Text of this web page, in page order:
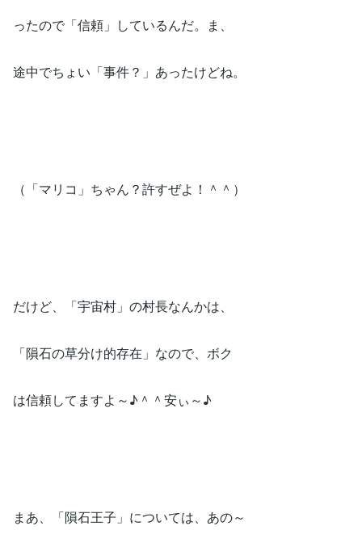
ったので「信頼」しているんだ。ま、
途中でちょい「事件？」あったけどね。
（「マリコ」ちゃん？許すぜよ！＾＾）
だけど、「宇宙村」の村長なんかは、
「隕石の草分け的存在」なので、ボク
は信頼してますよ～♪＾＾安ぃ～♪
まあ、「隕石王子」については、あの～